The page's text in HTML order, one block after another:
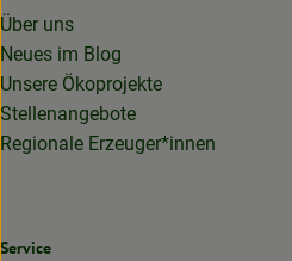
Über uns
Neues im Blog
Unsere Ökoprojekte
Stellenangebote
Regionale Erzeuger*innen
Service